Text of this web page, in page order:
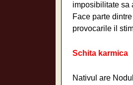
imposibilitate sa
Face parte
provocarile il
Schita karmica
Nativul are